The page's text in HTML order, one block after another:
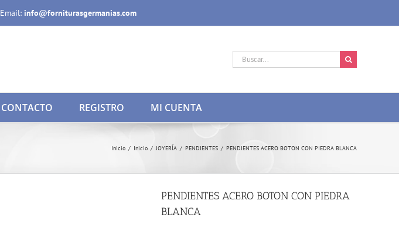
Email: info@forniturasgermanias.com
Buscar:
CONTACTO REGISTRO MI CUENTA
Inicio / Inicio / JOYERÍA / PENDIENTES / PENDIENTES ACERO BOTON CON PIEDRA BLANCA
PENDIENTES ACERO BOTON CON PIEDRA
BLANCA